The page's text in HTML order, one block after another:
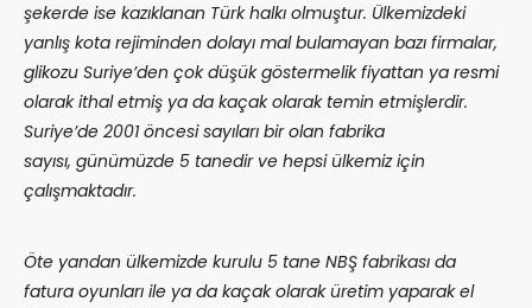
şekerde ise kazıklanan Türk halkı olmuştur. Ülkemizdeki
yanlış kota rejiminden dolayı mal bulamayan bazı firmalar,
glikozu Suriye’den çok düşük göstermelik fiyattan ya resmi
olarak ithal etmiş ya da kaçak olarak temin etmişlerdir.
Suriye’de 2001 öncesi sayıları bir olan fabrika
sayısı, günümüzde 5 tanedir ve hepsi ülkemiz için
çalışmaktadır.
Öte yandan ülkemizde kurulu 5 tane NBŞ fabrikası da
fatura oyunları ile ya da kaçak olarak üretim yaparak el